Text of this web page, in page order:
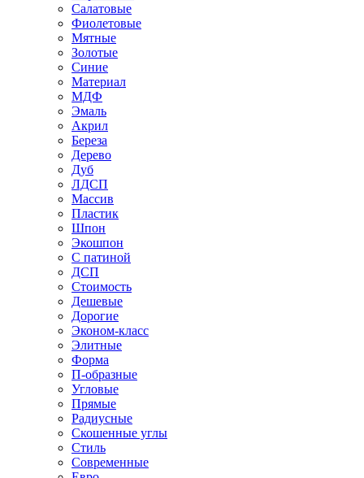
Салатовые
Фиолетовые
Мятные
Золотые
Синие
Материал
МДФ
Эмаль
Акрил
Береза
Дерево
Дуб
ЛДСП
Массив
Пластик
Шпон
Экошпон
С патиной
ДСП
Стоимость
Дешевые
Дорогие
Эконом-класс
Элитные
Форма
П-образные
Угловые
Прямые
Радиусные
Скошенные углы
Стиль
Современные